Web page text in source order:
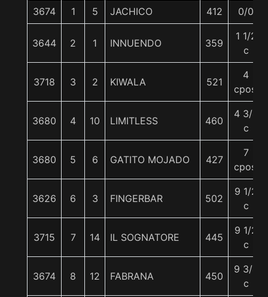
3674 1 5 JACHICO 412 0/0
3644 2 1 INNUENDO 359
1 1/2
c
3718 3 2 KIWALA 521
4
cpos.
3680 4 10 LIMITLESS 460
4 3/4
c
3680 5 6 GATITO MOJADO 427
7
cpos.
3626 6 3 FINGERBAR 502
9 1/2
c
3715 7 14 IL SOGNATORE 445
9 1/2
c
3674 8 12 FABRANA 450
9 3/4
c